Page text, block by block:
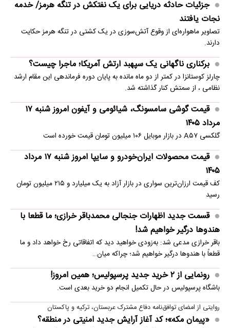
جزئیات حادثه دریایی برای یک نفتکش در تنگه هرمز/ خدمه
نجات یافتند
تصاویر ماهو‌اره‌ای از وقوع آتش‌سوزی در یک کشتی در تنگه هرمز حکایت
دارند.
برکناری ناگهانی یک سپهبد ارتش آمریکا؛ ماجرا چیست؟
چارلز کوستانزا در کمتر از دو ماه مانده به پایان دوره فرماندهی این مقام ارشد
نظامی ، از سمتش کنار گذاشته شد.
قیمت گوشی سامسونگ، شیائومی و آیفون امروز شنبه ۱۷
مرداد ۱۴۰۵
گلکسی A۵۷ در بازار موبایل ۱۰۶ میلیون تومان قیمت خورده است
قیمت محصولات ایران‌خودرو و سایپا امروز شنبه ۱۷ مرداد
۱۴۰۵
کف قیمت ارزان‌ترین سواری در بازار آزاد به یک میلیارد و ۲۱۵ میلیون تومان
رسید
قسمت جدید اظهارات جنجالی محمدباقر خرازی؛ ما قطعا با
هندوها درگیر خواهیم شد!
باقر خرازی مدعی شد: به‌زودی خواهید دید که اتفاقاتی رخ خواهد داد و ما
قطعاً با هندوها درگیر خواهیم شد؛ چراکه میان…
رونمایی از ۲ خرید جدید پرسپولیس؛ همین امروز!
باشگاه پرسپولیس در حال تکمیل انجام دو خرید بعدی است.
روایتی از امضای توافق‌نامه دفاع مشترک عربستان، ترکیه و پاکستان
«پیمان مکه»؛ کد آغاز آرایش جدید امنیتی در منطقه؟